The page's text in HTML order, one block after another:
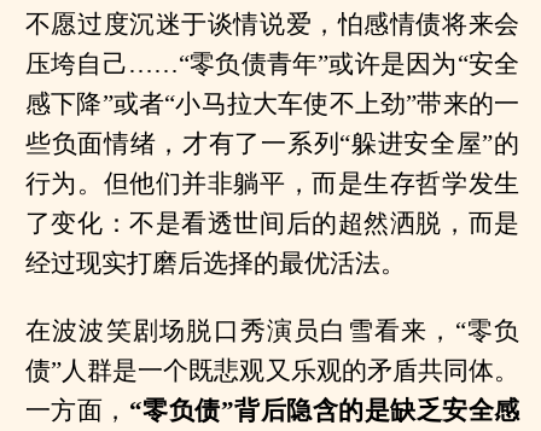
不愿过度沉迷于谈情说爱，怕感情债将来会
压垮自己……“零负债青年”或许是因为“安全
感下降”或者“小马拉大车使不上劲”带来的一
些负面情绪，才有了一系列“躲进安全屋”的
行为。但他们并非躺平，而是生存哲学发生
了变化：不是看透世间后的超然洒脱，而是
经过现实打磨后选择的最优活法。
在波波笑剧场脱口秀演员白雪看来，“零负
债”人群是一个既悲观又乐观的矛盾共同体。
一方面， “零负债”背后隐含的是缺乏安全感